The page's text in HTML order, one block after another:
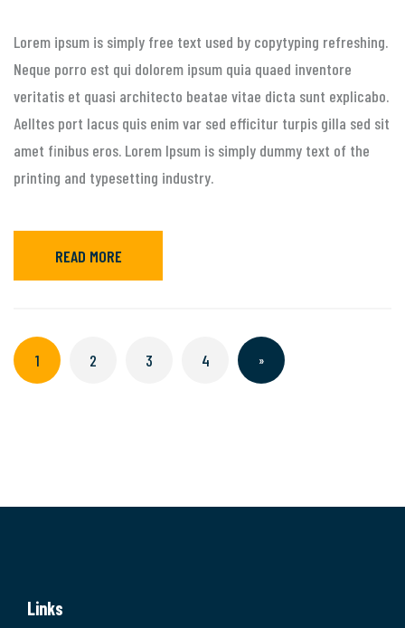
Lorem ipsum is simply free text used by copytyping refreshing.
Neque porro est qui dolorem ipsum quia quaed inventore
veritatis et quasi architecto beatae vitae dicta sunt explicabo.
Aelltes port lacus quis enim var sed efficitur turpis gilla sed sit
amet finibus eros. Lorem Ipsum is simply dummy text of the
printing and typesetting industry.
READ MORE
1 2 3 4 »
Links